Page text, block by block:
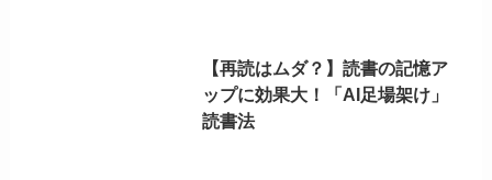
【再読はムダ？】読書の記憶ア
ップに効果大！「AI足場架け」
読書法